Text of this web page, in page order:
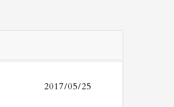
2017/05/25